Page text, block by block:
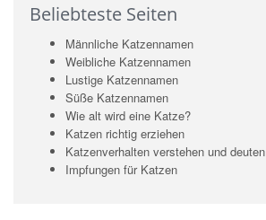
Beliebteste Seiten
Männliche Katzennamen
Weibliche Katzennamen
Lustige Katzennamen
Süße Katzennamen
Wie alt wird eine Katze?
Katzen richtig erziehen
Katzenverhalten verstehen und deuten
Impfungen für Katzen